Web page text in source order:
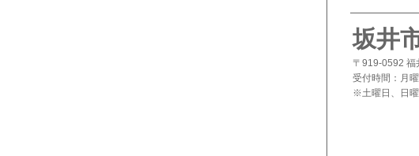
坂井
〒919-0592 福
受付時間：月
※土曜日、日曜